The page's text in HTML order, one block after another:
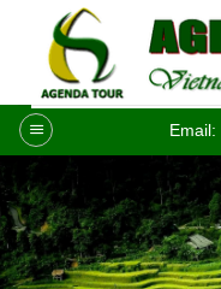
contenu
Email: